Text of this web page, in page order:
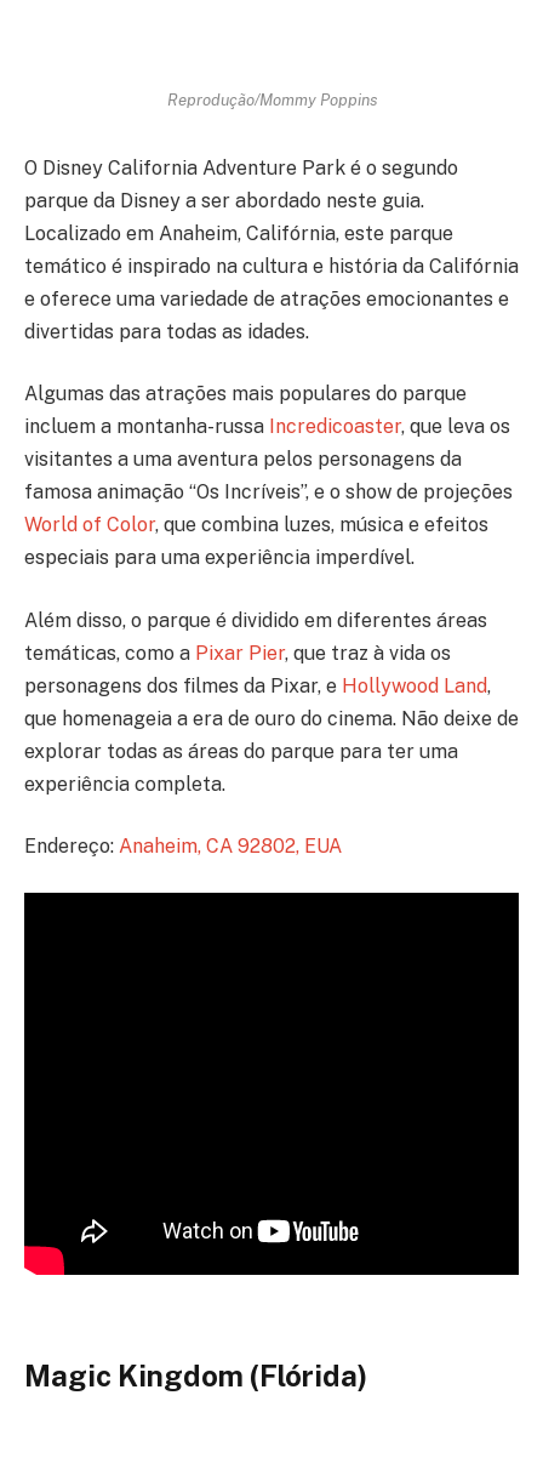
Reprodução/Mommy Poppins
O Disney California Adventure Park é o segundo
parque da Disney a ser abordado neste guia.
Localizado em Anaheim, Califórnia, este parque
temático é inspirado na cultura e história da Califórnia
e oferece uma variedade de atrações emocionantes e
divertidas para todas as idades.
Algumas das atrações mais populares do parque
incluem a montanha-russa Incredicoaster, que leva os
visitantes a uma aventura pelos personagens da
famosa animação “Os Incríveis”, e o show de projeções
World of Color, que combina luzes, música e efeitos
especiais para uma experiência imperdível.
Além disso, o parque é dividido em diferentes áreas
temáticas, como a Pixar Pier, que traz à vida os
personagens dos filmes da Pixar, e Hollywood Land,
que homenageia a era de ouro do cinema. Não deixe de
explorar todas as áreas do parque para ter uma
experiência completa.
Endereço: Anaheim, CA 92802, EUA
Magic Kingdom (Flórida)